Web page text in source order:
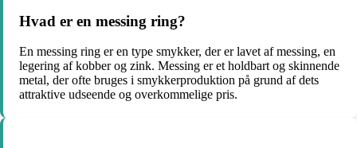
Hvad er en messing ring?
En messing ring er en type smykker, der er lavet af messing, en
legering af kobber og zink. Messing er et holdbart og skinnende
metal, der ofte bruges i smykkerproduktion på grund af dets
attraktive udseende og overkommelige pris.